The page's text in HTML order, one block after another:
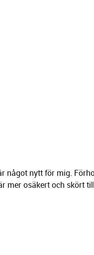
något nytt för mig.
mer osäkert och skört